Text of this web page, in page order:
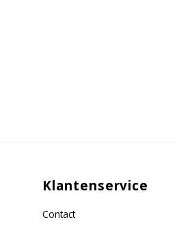
Klantenservice
Contact